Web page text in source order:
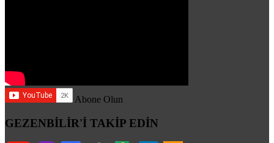
Abone Olun
GEZENBİLİR'İ TAKİP EDİN